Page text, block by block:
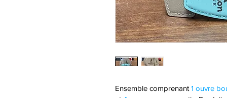
Ensemble comprenant 1 ouvre